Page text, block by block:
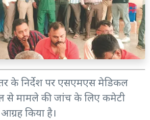
के निर्देश पर एसएमएस मेडिकल
से मामले की जांच के लिए कमेटी
किया है।